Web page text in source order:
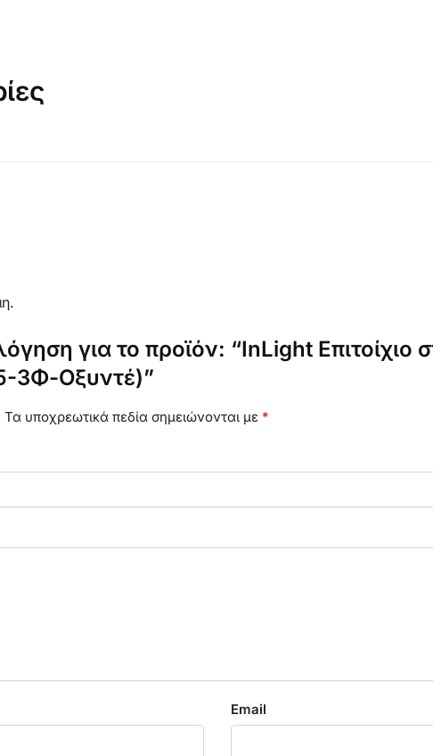
για το προϊόν: “InLight Επιτοίχιο
3Φ-Οξυντέ)”
Τα υποχρεωτικά πεδία σημειώνονται με *
Email